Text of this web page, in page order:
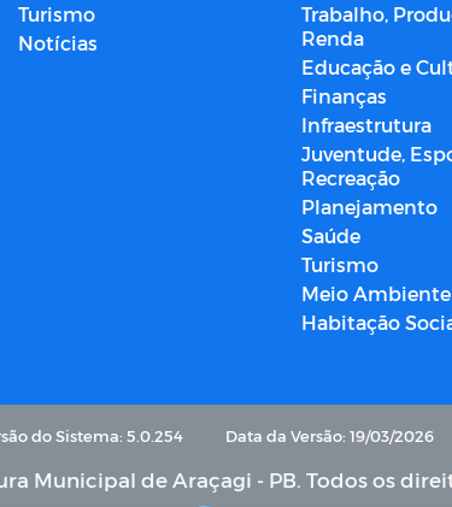
Turismo
Notícias
Trabalho,
Renda
Educação e
Finanças
Infraestrutura
Juventude,
Recreação
Planejamento
Saúde
Turismo
Meio Ambiente
Habitação
do Sistema: 5.0.254 Data da Versão: 19/03/2026
Municipal de Araçagi - PB. Todos os